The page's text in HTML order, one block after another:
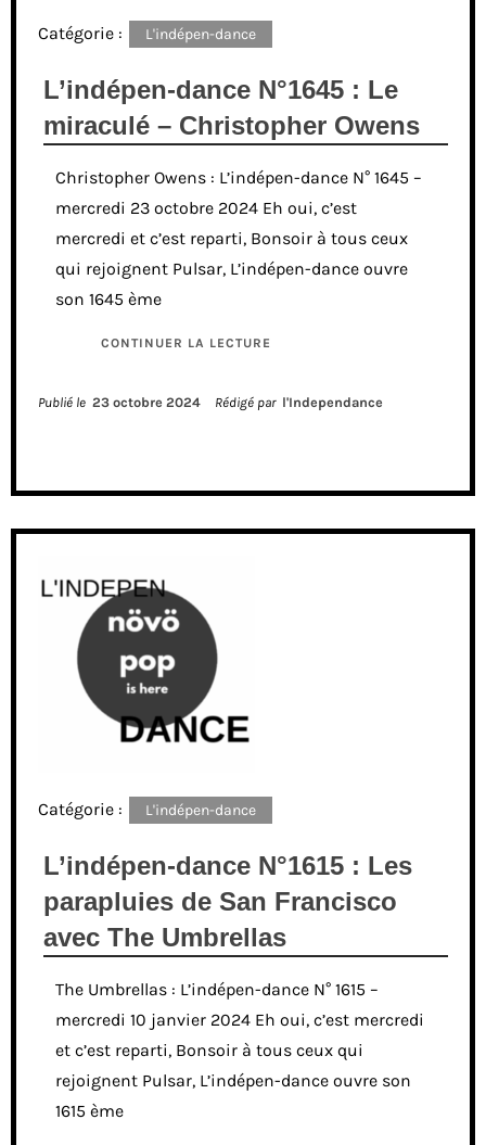
Catégorie : L'indépen-dance
L’indépen-dance N°1645 : Le
miraculé – Christopher Owens
Christopher Owens : L’indépen-dance N° 1645 –
mercredi 23 octobre 2024 Eh oui, c’est
mercredi et c’est reparti, Bonsoir à tous ceux
qui rejoignent Pulsar, L’indépen-dance ouvre
son 1645 ème
CONTINUER LA LECTURE
Publié le 23 octobre 2024 Rédigé par l'Independance
Catégorie : L'indépen-dance
L’indépen-dance N°1615 : Les
parapluies de San Francisco
avec The Umbrellas
The Umbrellas : L’indépen-dance N° 1615 –
mercredi 10 janvier 2024 Eh oui, c’est mercredi
et c’est reparti, Bonsoir à tous ceux qui
rejoignent Pulsar, L’indépen-dance ouvre son
1615 ème